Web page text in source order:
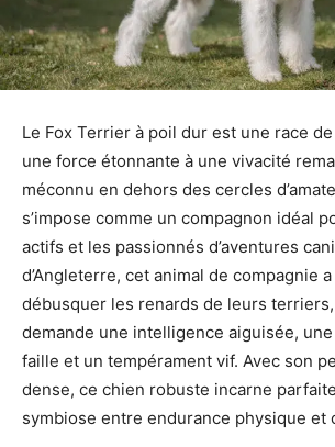
Le Fox Terrier à poil dur est une race
une force étonnante à une vivacité
méconnu en dehors des cercles
s’impose comme un compagnon idéal
actifs et les passionnés d’aventures
d’Angleterre, cet animal de compagnie
débusquer les renards de leurs
demande une intelligence aiguisée,
faille et un tempérament vif. Avec son
dense, ce chien robuste incarne
symbiose entre endurance physique et